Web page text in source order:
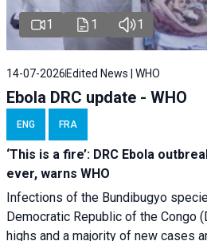
1 1 1
14-07-2026 Edited News | WHO
Ebola DRC update - WHO
ENG FRA
‘This is a fire’: DRC Ebola
ever, warns WHO
Infections of the Bundibugyo
Democratic Republic of the Congo
highs and a majority of new cases